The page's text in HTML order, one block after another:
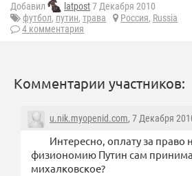
Добавил latpost7 Декабря 2010
футбол, путин, трава Россия, Russia
4 комментария
Комментарии участников:
u.nik.myopenid.com, 7 Декабря
Интересно, оплату за право
физиономию Путин сам
михалковское?